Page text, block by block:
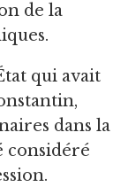
de la
qui avait
dans la
considéré